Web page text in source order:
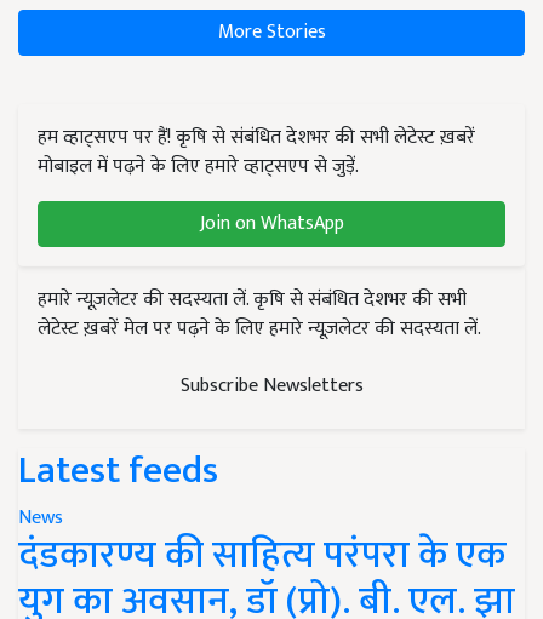
More Stories
हम व्हाट्सएप पर हैं! कृषि से संबंधित देशभर की सभी लेटेस्ट ख़बरें
मोबाइल में पढ़ने के लिए हमारे व्हाट्सएप से जुड़ें.
Join on WhatsApp
हमारे न्यूज़लेटर की सदस्यता लें. कृषि से संबंधित देशभर की सभी
लेटेस्ट ख़बरें मेल पर पढ़ने के लिए हमारे न्यूज़लेटर की सदस्यता लें.
Subscribe Newsletters
Latest feeds
News
दंडकारण्य की साहित्य परंपरा के एक
युग का अवसान, डॉ (प्रो). बी. एल. झा